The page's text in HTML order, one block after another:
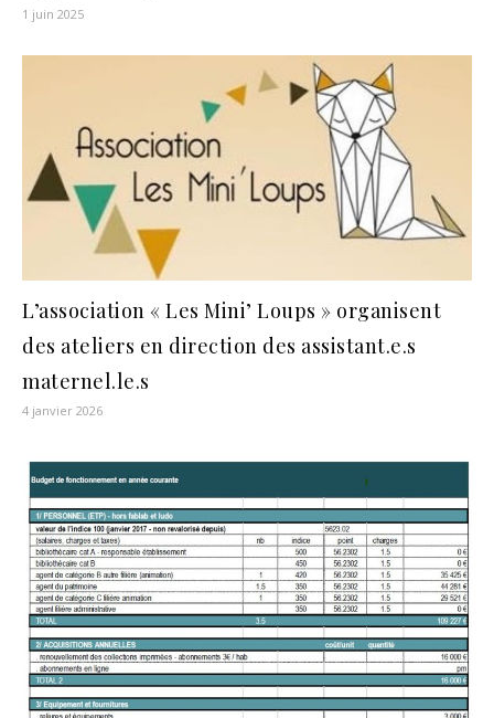
1 juin 2025
L’association « Les Mini’ Loups » organisent
des ateliers en direction des assistant.e.s
maternel.le.s
4 janvier 2026